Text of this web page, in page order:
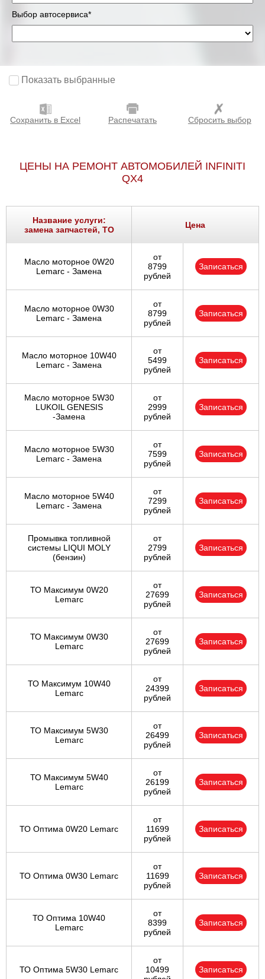
Выбор автосервиса*
Показать выбранные
Сохранить в Excel Распечатать Сбросить выбор
ЦЕНЫ НА РЕМОНТ АВТОМОБИЛЕЙ INFINITI
QX4
Название услуги:
замена запчастей, ТО
Цена
Масло моторное 0W20
Lemarc - Замена
от
8799
рублей
Записаться
Масло моторное 0W30
Lemarc - Замена
от
8799
рублей
Записаться
Масло моторное 10W40
Lemarc - Замена
от
5499
рублей
Записаться
Масло моторное 5W30
LUKOIL GENESIS
-Замена
от
2999
рублей
Записаться
Масло моторное 5W30
Lemarc - Замена
от
7599
рублей
Записаться
Масло моторное 5W40
Lemarc - Замена
от
7299
рублей
Записаться
Промывка топливной
системы LIQUI MOLY
(бензин)
от
2799
рублей
Записаться
ТО Максимум 0W20
Lemarc
от
27699
рублей
Записаться
ТО Максимум 0W30
Lemarc
от
27699
рублей
Записаться
ТО Максимум 10W40
Lemarc
от
24399
рублей
Записаться
ТО Максимум 5W30
Lemarc
от
26499
рублей
Записаться
ТО Максимум 5W40
Lemarc
от
26199
рублей
Записаться
ТО Оптима 0W20 Lemarc
от
11699
рублей
Записаться
ТО Оптима 0W30 Lemarc
от
11699
рублей
Записаться
ТО Оптима 10W40
Lemarc
от
8399
рублей
Записаться
ТО Оптима 5W30 Lemarc
от
10499
Записаться